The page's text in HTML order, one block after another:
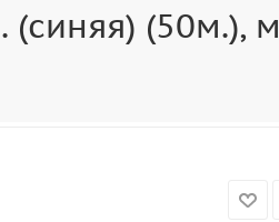
(50м.), м